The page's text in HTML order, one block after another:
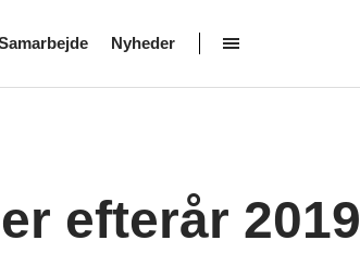
Nyheder
efterår 2019